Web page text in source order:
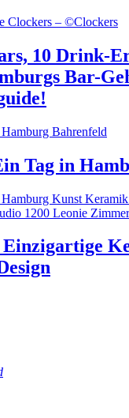
10 Drink-
Bar-
Tag in
Einzigartige